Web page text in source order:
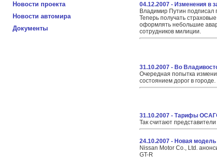
Новости проекта
Новости автомира
Документы
04.12.2007 - Изменения в
Владимир Путин подписал
Теперь получать
оформлять небольшие
сотрудников милиции.
31.10.2007 - Во
Очередная попытка
состоянием дорог в городе.
31.10.2007 - Тарифы
Так считают
24.10.2007 - Новая модель
Nissan Motor Co., Ltd.
GT-R